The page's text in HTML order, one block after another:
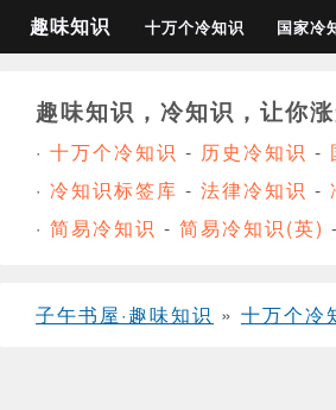
趣味知识 十万个冷知识 国家冷
趣味知识，冷知识，让你涨
· 十万个冷知识 - 历史冷知识 -
· 冷知识标签库 - 法律冷知识 -
· 简易冷知识 - 简易冷知识(英) -
子午书屋·趣味知识 » 十万个冷